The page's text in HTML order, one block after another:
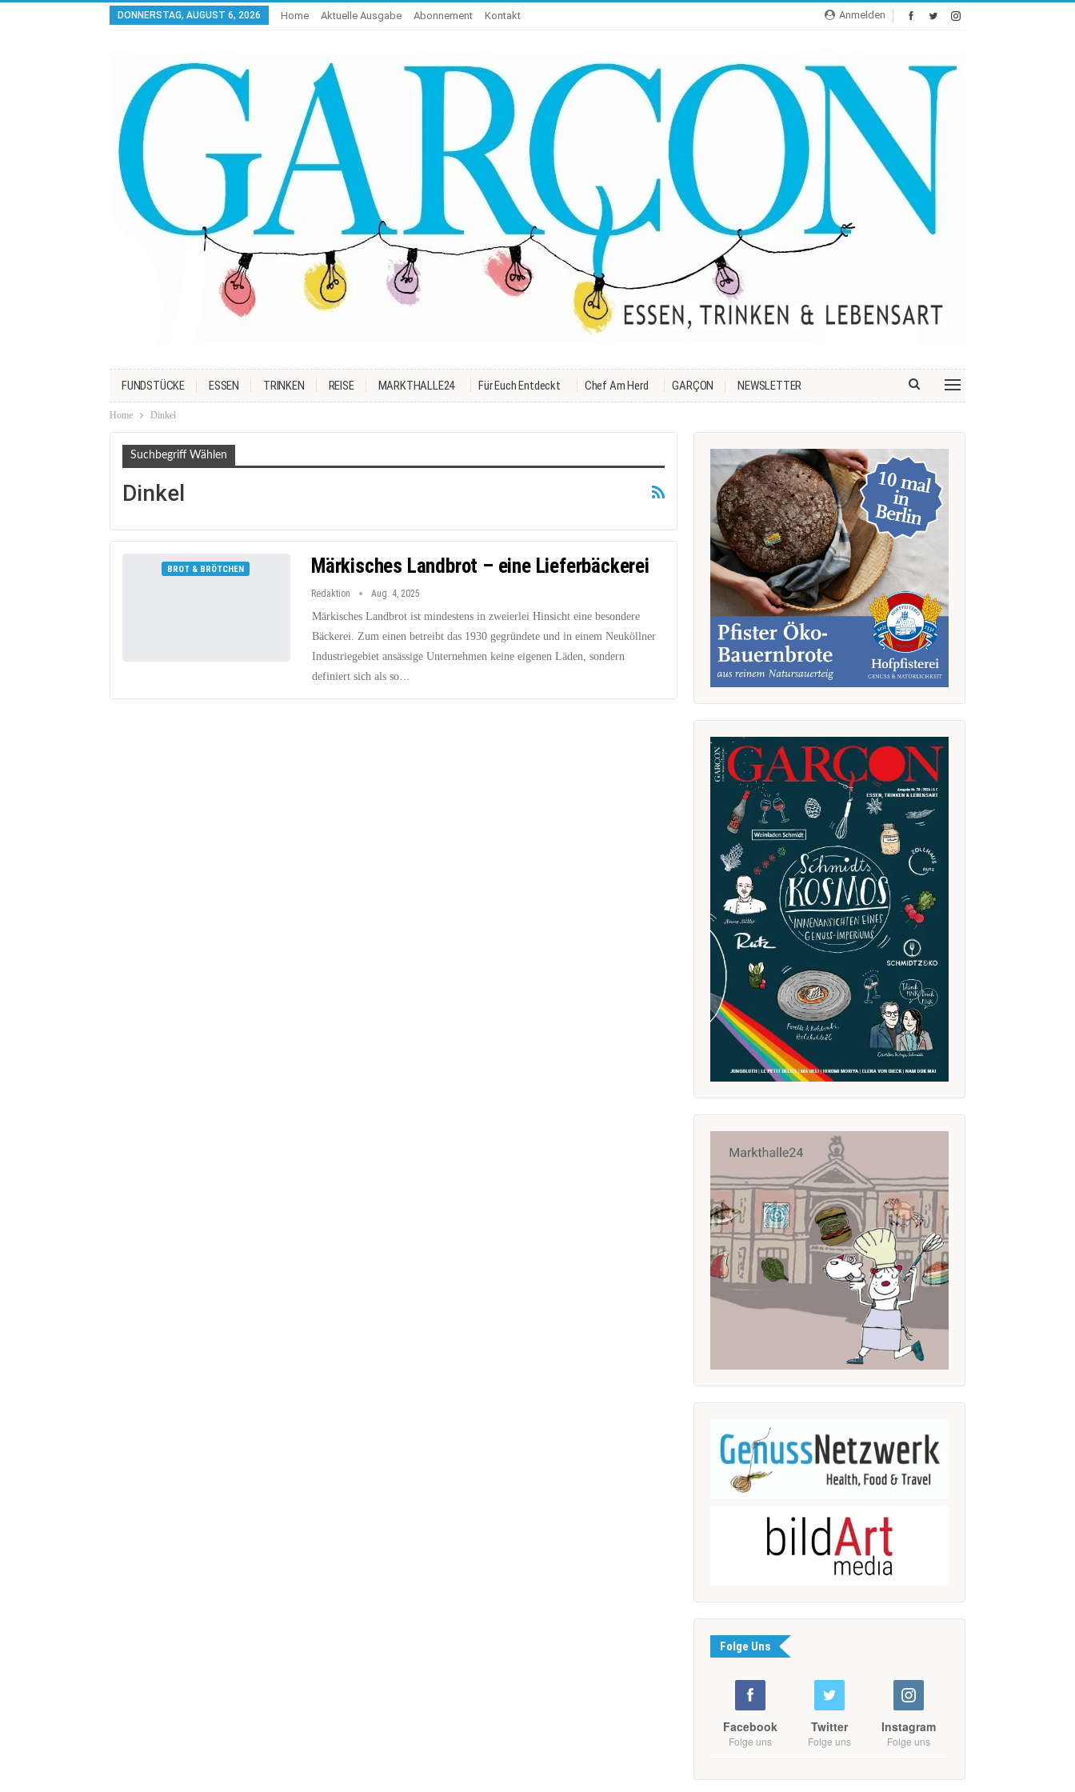
Anmelden
DONNERSTAG, AUGUST 6, 2026 Home Aktuelle Ausgabe Abonnement Kontakt
FUNDSTÜCKE ESSEN TRINKEN REISE MARKTHALLE24 Für Euch Entdeckt Chef Am Herd GARÇON NEWSLETTER
Home Dinkel
Suchbegriff Wählen
Dinkel
BROT & BRÖTCHEN Märkisches Landbrot – eine Lieferbäckerei
Redaktion Aug. 4, 2025
Märkisches Landbrot ist mindestens in zweierlei Hinsicht eine besondere
Bäckerei. Zum einen betreibt das 1930 gegründete und in einem Neuköllner
Industriegebiet ansässige Unternehmen keine eigenen Läden, sondern
definiert sich als so…
Folge Uns
Facebook
Folge uns
Twitter
Folge uns
Instagram
Folge uns